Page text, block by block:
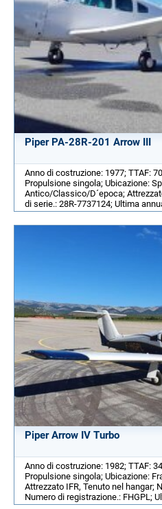
Piper PA-28R-201 Arrow III
Anno di costruzione: 1977; TTAF:
Propulsione singola; Ubicazione:
Antico/Classico/D´epoca;
di serie.: 28R-7737124; Ultima
Piper Arrow IV Turbo
Anno di costruzione: 1982; TTAF:
Propulsione singola; Ubicazione:
Attrezzato IFR, Tenuto nel hangar;
Numero di registrazione.: FHGPL;